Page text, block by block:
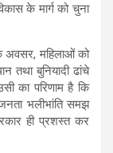
के मार्ग को चुना
अवसर, महिलाओं को
तथा बुनियादी ढांचे
का परिणाम है कि
भलीभांति समझ
ही प्रशस्त कर